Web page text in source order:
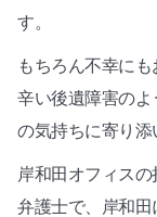
す。
もちろん不幸に
辛い後遺障害の
の気持ちに寄り添
岸和田オフィス
弁護士で、岸和